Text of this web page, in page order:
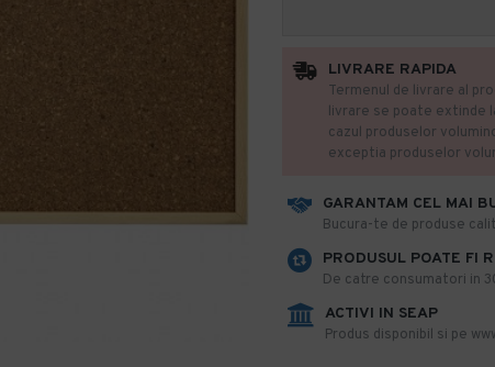
GARANTAM CEL MAI
​Bucura-te de produse
PRODUSUL POATE FI
De catre consumatori in
ACTIVI IN SEAP
Produs disponibil si pe
LIVRARE RAPIDA
Termenul de livrare al
livrare se poate extinde
cazul produselor
exceptia produselor